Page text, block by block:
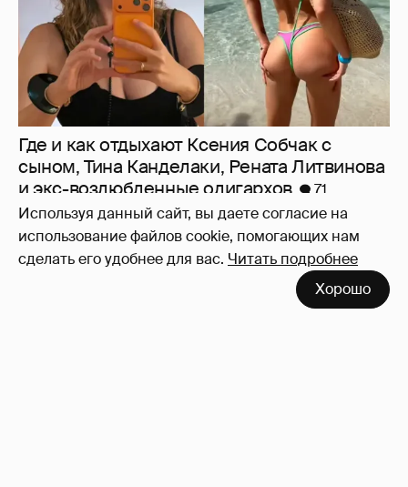
Используя данный сайт, вы даете согласие на
использование файлов cookie, помогающих нам
сделать его удобнее для вас. Читать подробнее
Хорошо
Где и как отдыхают Ксения Собчак с
сыном, Тина Канделаки, Рената Литвинова
и экс-возлюбленные олигархов
71